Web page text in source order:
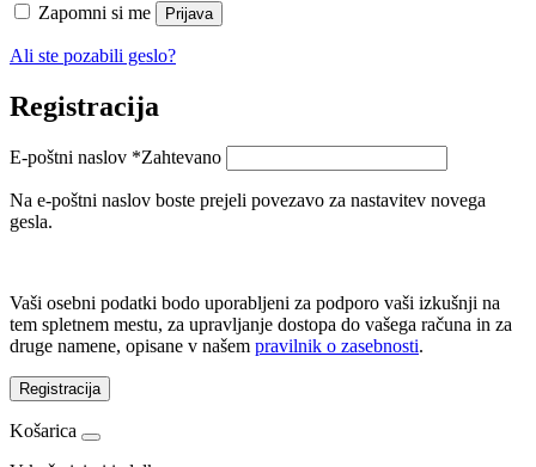
Zapomni si me Prijava
Ali ste pozabili geslo?
Registracija
E-poštni naslov *Zahtevano
Na e-poštni naslov boste prejeli povezavo za nastavitev novega
gesla.
Vaši osebni podatki bodo uporabljeni za podporo vaši izkušnji na
tem spletnem mestu, za upravljanje dostopa do vašega računa in za
druge namene, opisane v našem pravilnik o zasebnosti.
Registracija
Košarica